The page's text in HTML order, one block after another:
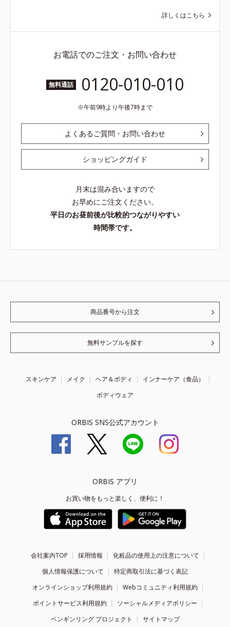
詳しくはこちら
お電話でのご注文・お問い合わせ
無料通話 0120-010-010
午前9時より午後7時まで
よくあるご質問・お問い合わせ
ショッピングガイド
月末は混み合いますので
お早めにご注文ください。
平日のお昼前後が比較的つながりやすい
時間帯です。
商品番号から注文
無料サンプルを探す
スキンケア メイク ヘア＆ボディ
インナーケア（食品）
ボディウェア
ORBIS SNS公式アカウント
ORBIS アプリ
お買い物をもっと楽しく、便利に！
会社案内TOP 採用情報
化粧品の使用上の注意について
個人情報保護について
特定商取引法に基づく表記
オンラインショップ利用規約
Webコミュニティ利用規約
ポイントサービス利用規約
ソーシャルメディアポリシー
ペンギンリング プロジェクト
サイトマップ